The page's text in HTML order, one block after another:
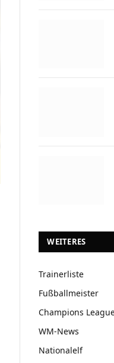
WEITERES
Trainerliste
Fußballmeister
Champions
WM-News
Nationalelf